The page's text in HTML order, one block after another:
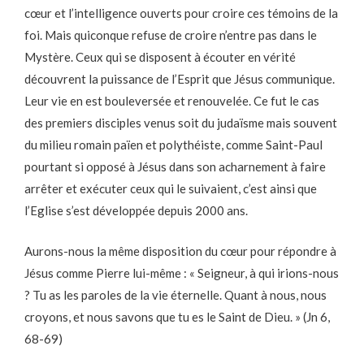
cœur et l’intelligence ouverts pour croire ces témoins de la
foi. Mais quiconque refuse de croire n’entre pas dans le
Mystère. Ceux qui se disposent à écouter en vérité
découvrent la puissance de l’Esprit que Jésus communique.
Leur vie en est bouleversée et renouvelée. Ce fut le cas
des premiers disciples venus soit du judaïsme mais souvent
du milieu romain païen et polythéiste, comme Saint-Paul
pourtant si opposé à Jésus dans son acharnement à faire
arrêter et exécuter ceux qui le suivaient, c’est ainsi que
l’Eglise s’est développée depuis 2000 ans.
Aurons-nous la même disposition du cœur pour répondre à
Jésus comme Pierre lui-même : « Seigneur, à qui irions-nous
? Tu as les paroles de la vie éternelle. Quant à nous, nous
croyons, et nous savons que tu es le Saint de Dieu. » (Jn 6,
68-69)